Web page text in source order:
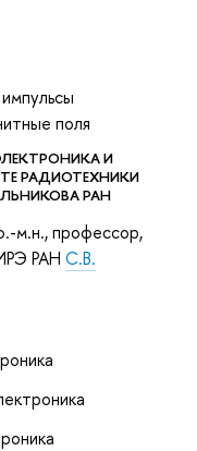
поля
И
РАДИОТЕХНИКИ
РАН
м.н., профессор,
РАНС.В.